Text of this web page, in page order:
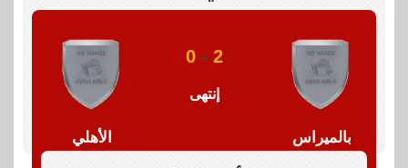
بالميراس
2
-
0
إنتهى
الأهلي